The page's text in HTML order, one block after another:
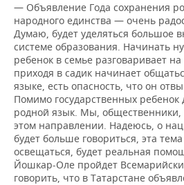
— Объявление Года сохранения
народного единства — очень
Думаю, будет уделяться большое
системе образования. Начинать
ребенок в семье разговаривает
приходя в садик начинает
языке, есть опасность, что он
Помимо государственных ребенок
родной язык. Мы, общественники,
этом направлении. Надеюсь, о
будет больше говориться, эта
освещаться, будет реальная
Йошкар-Оле пройдет
говорить, что в Татарстане